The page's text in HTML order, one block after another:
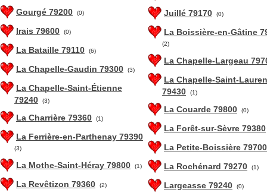
Gourgé 79200 (0)
Irais 79600 (0)
La Bataille 79110 (6)
La Chapelle-Gaudin 79300 (3)
La Chapelle-Saint-Étienne
79240
(3)
La Charrière 79360 (1)
La Ferrière-en-Parthenay 79390
(3)
La Mothe-Saint-Héray 79800 (1)
La Revêtizon 79360 (2)
Juillé 79170 (0)
La Boissière-en-Gâtine
(2)
La Chapelle-Largeau
La Chapelle-Saint-
79430
(1)
La Couarde 79800 (0)
La Forêt-sur-Sèvre 79380
La Petite-Boissière 79700
La Rochénard 79270
(1)
Largeasse 79240 (0)